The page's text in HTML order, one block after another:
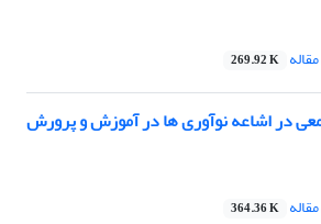
269.92 K
در اشاعه نوآوری ها در آموزش و پرورش
364.36 K